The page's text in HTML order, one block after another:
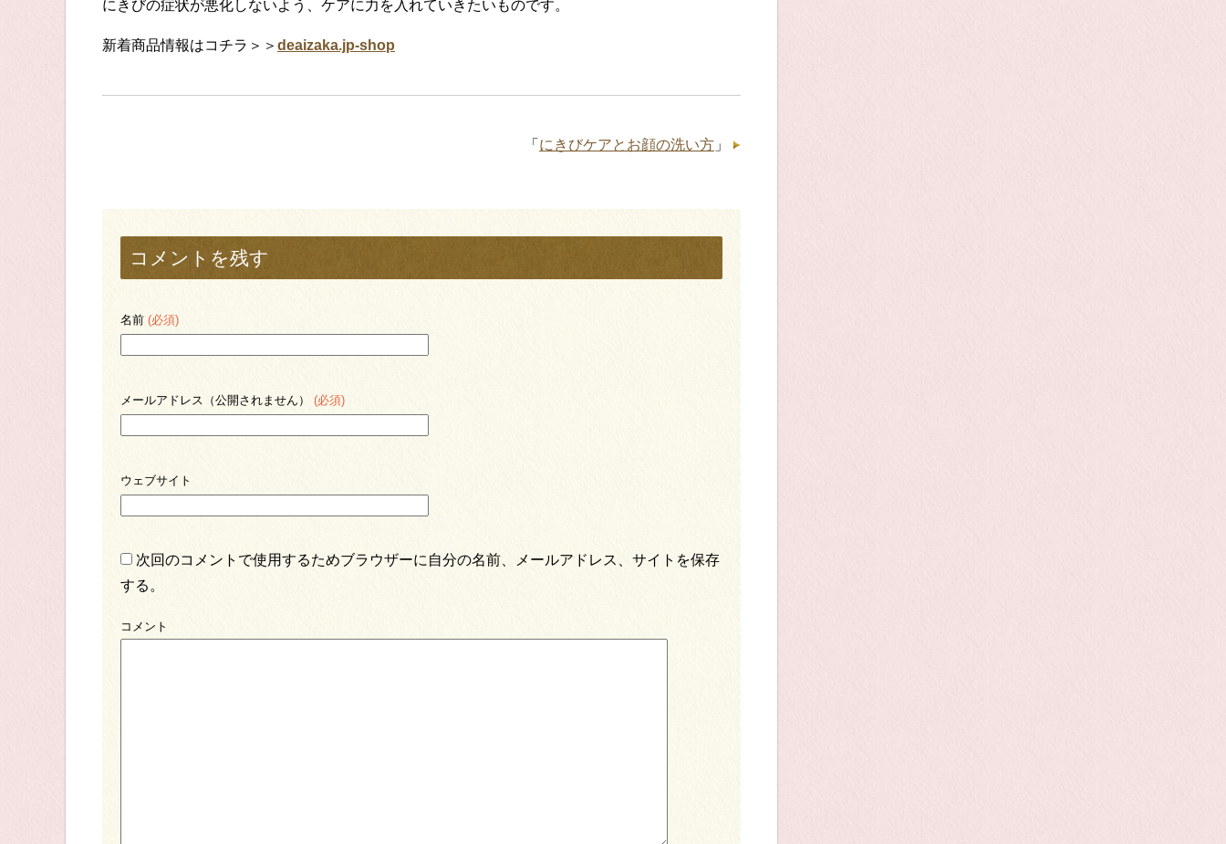
にきびの症状が悪化しないよう、ケアに力を入れていきたいものです。
新着商品情報はコチラ＞＞ deaizaka.jp-shop
「 にきびケアとお顔の洗い方 」
コメントを残す
名前 (必須)
メールアドレス（公開されません） (必須)
ウェブサイト
次回のコメントで使用するためブラウザーに自分の名前、メールアドレス、サイトを保存
する。
コメント